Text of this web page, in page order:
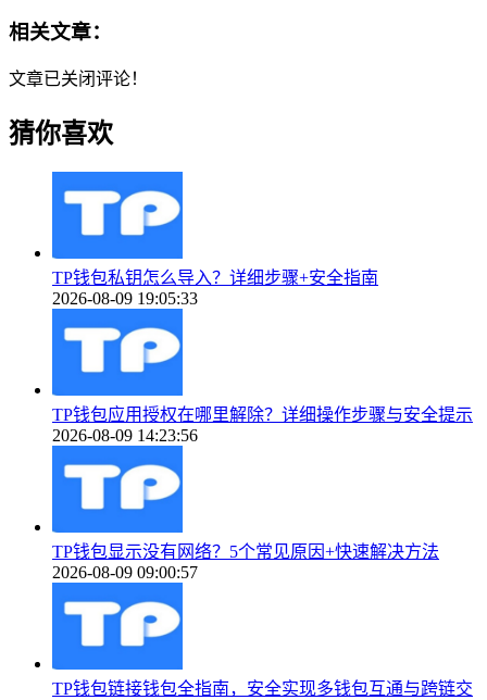
相关文章：
文章已关闭评论！
猜你喜欢
TP钱包私钥怎么导入？详细步骤+安全指南
2026-08-09 19:05:33
TP钱包应用授权在哪里解除？详细操作步骤与安全提示
2026-08-09 14:23:56
TP钱包显示没有网络？5个常见原因+快速解决方法
2026-08-09 09:00:57
TP钱包链接钱包全指南，安全实现多钱包互通与跨链交